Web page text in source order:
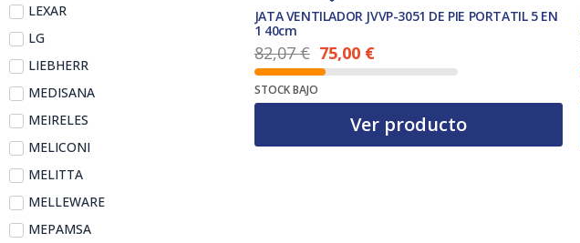
LEXAR
LG
LIEBHERR
MEDISANA
MEIRELES
MELICONI
MELITTA
MELLEWARE
MEPAMSA
JATA VENTILADOR JVVP-3051 DE PIE PORTATIL 5 EN
1 40cm
82,07€
El precio original era: 82,07 €.
75,00 €
El precio actual es: 75,00 €.
STOCK BAJO
Ver producto